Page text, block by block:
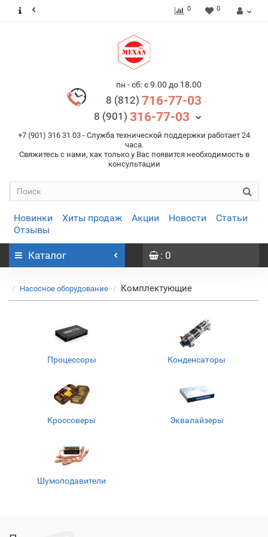
0 0
пн - сб: с 9.00 до 18.00
8 (812) 716-77-03
8 (901) 316-77-03
+7 (901) 316 31 03 - Служба технической поддержки работает 24
часа.
Свяжитесь с нами, как только у Вас появится необходимость в
консультации
Новинки Хиты продаж Акции Новости
Статьи
Отзывы
Каталог : 0
Насосное оборудование Комплектующие
Процессоры Конденсаторы
Кроссоверы Эквалайзеры
Шумоподавители